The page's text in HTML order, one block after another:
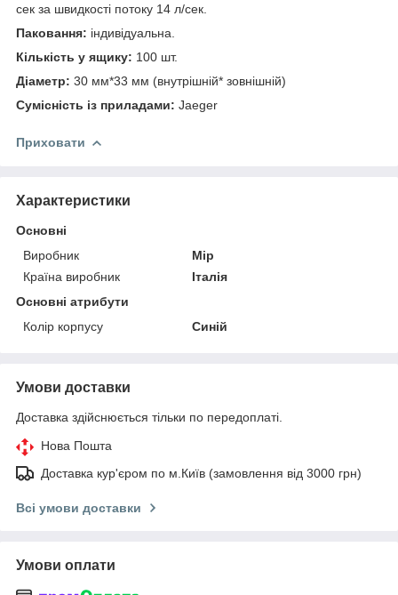
сек за швидкості потоку 14 л/сек.
Паковання: індивідуальна.
Кількість у ящику: 100 шт.
Діаметр: 30 мм*33 мм (внутрішній* зовнішній)
Сумісність із приладами: Jaeger
Приховати
Характеристики
Основні
Виробник
Мір
Країна виробник
Італія
Основні атрибути
Колір корпусу
Синій
Умови доставки
Доставка здійснюється тільки по передоплаті.
Нова Пошта
Доставка кур'єром по м.Київ (замовлення від 3000 грн)
Всі умови доставки
Умови оплати